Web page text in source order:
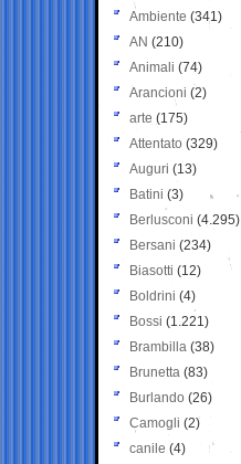
Ambiente (341)
AN (210)
Animali (74)
Arancioni (2)
arte (175)
Attentato (329)
Auguri (13)
Batini (3)
Berlusconi (4.295)
Bersani (234)
Biasotti (12)
Boldrini (4)
Bossi (1.221)
Brambilla (38)
Brunetta (83)
Burlando (26)
Camogli (2)
canile (4)